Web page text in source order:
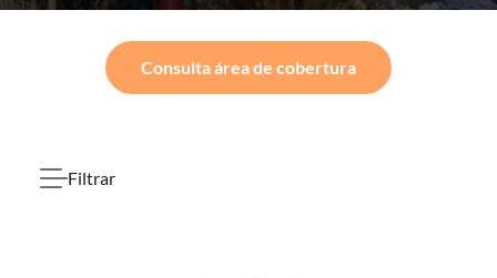
Consulta área de cobertura
Filtrar